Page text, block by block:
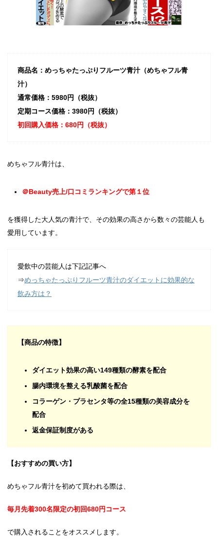
商品名：めっちゃたっぷりフルーツ青汁（めちゃフル青
汁）
通常価格：5980円（税抜）
定期コース価格：3980円（税抜）
初回購入価格：680円（税抜）
めちゃフル青汁は、
＠Beauty売上/口コミランキングで第１位
を獲得した大人気の青汁で、その効果の高さから数々の芸能人も
愛用しています。
愛飲中の芸能人は下記記事へ
⇒めっちゃたっぷりフルーツ青汁のダイエットに効果的な
飲み方は？
【商品の特徴】
ダイエット効果の高い149種類の酵素を配合
腸内環境を整える乳酸菌を配合
コラーゲン・プラセンタ等の全15種類の美容成分を
配合
返金保証制度がある
【おすすめの買い方】
めちゃフル青汁を初めて買われる際は、
毎月先着300名限定の初回680円コース
で購入されることをオススメします。